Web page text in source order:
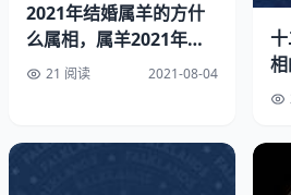
2021年结婚属羊的方什
么属相，属羊2021年运
势 21 阅读 2021-08-04